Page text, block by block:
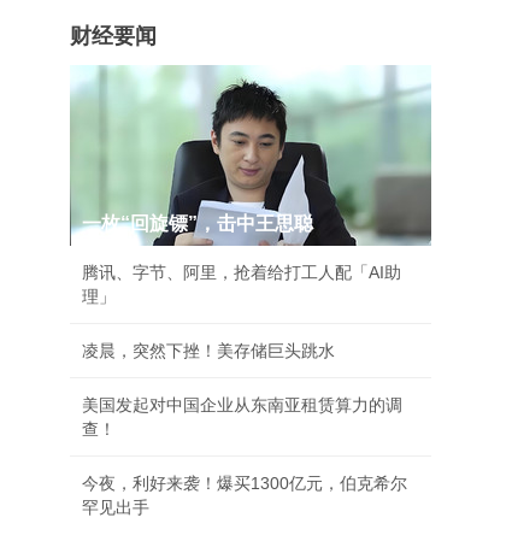
财经要闻
一枚“回旋镖”，击中王思聪
腾讯、字节、阿里，抢着给打工人配「AI助
理」
凌晨，突然下挫！美存储巨头跳水
美国发起对中国企业从东南亚租赁算力的调
查！
今夜，利好来袭！爆买1300亿元，伯克希尔
罕见出手